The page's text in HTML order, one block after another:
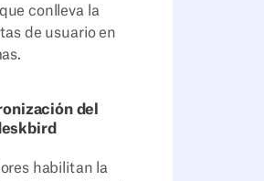
conlleva la
de usuario en
del
habilitan la